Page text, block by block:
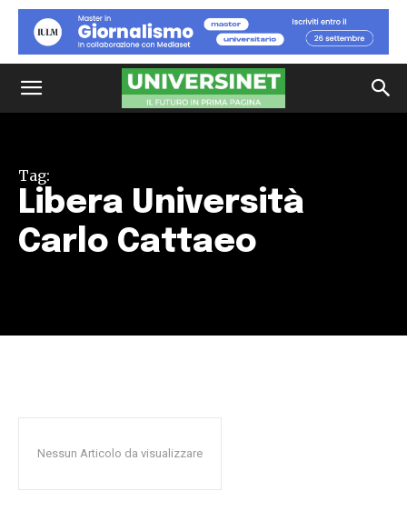
Tag:
Libera Università
Carlo Cattaeo
Nessun Articolo da visualizzare